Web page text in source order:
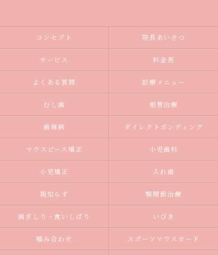
コンセプト 院長あいさつ
サービス 料金表
よくある質問 診療メニュー
むし歯 根管治療
歯周病 ダイレクトボンディング
マウスピース矯正 小児歯科
小児矯正 入れ歯
親知らず 顎関節治療
歯ぎしり・食いしばり いびき
噛み合わせ スポーツマウスガード